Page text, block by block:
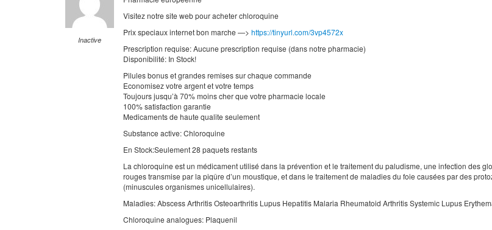
Inactive
Visitez notre site web pour acheter chloroquine
Prix speciaux internet bon marche —> https://tinyurl.com/3vp4572x
Prescription requise: Aucune prescription requise (dans notre pharmacie)
Disponibilité: In Stock!
Pilules bonus et grandes remises sur chaque commande
Economisez votre argent et votre temps
Toujours jusqu’à 70% moins cher que votre pharmacie locale
100% satisfaction garantie
Medicaments de haute qualite seulement
Substance active: Chloroquine
En Stock:Seulement 28 paquets restants
La chloroquine est un médicament utilisé dans la prévention et le traitement du paludisme, une infection des
rouges transmise par la piqûre d’un moustique, et dans le traitement de maladies du foie causées par des
(minuscules organismes unicellulaires).
Maladies: Abscess Arthritis Osteoarthritis Lupus Hepatitis Malaria Rheumatoid Arthritis Systemic Lupus
Chloroquine analogues: Plaquenil